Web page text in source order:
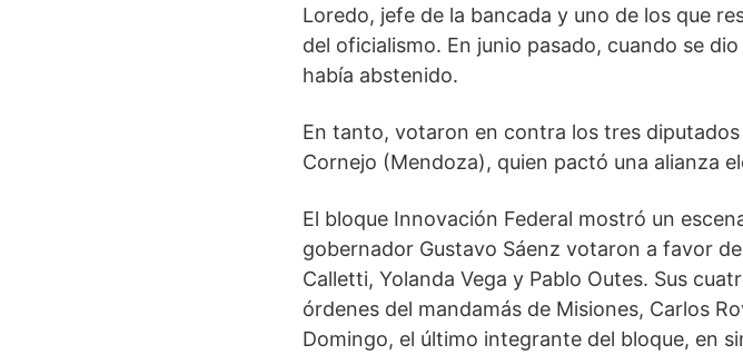
Loredo, jefe de la bancada y uno de los que
del oficialismo. En junio pasado, cuando se
había abstenido.
En tanto, votaron en contra los tres
Cornejo (Mendoza), quien pactó una alianza
El bloque Innovación Federal mostró un
gobernador Gustavo Sáenz votaron a favor
Calletti, Yolanda Vega y Pablo Outes. Sus
órdenes del mandamás de Misiones, Carlos
Domingo, el último integrante del bloque, en